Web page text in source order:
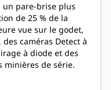
un pare-brise plus
de 25 % de la
vue sur le godet,
caméras Detect à
à diode et des
minières de série.